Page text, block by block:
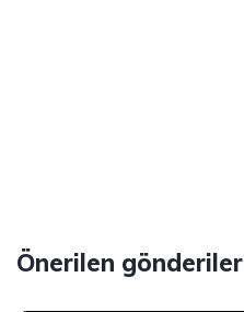
Önerilen gönderiler